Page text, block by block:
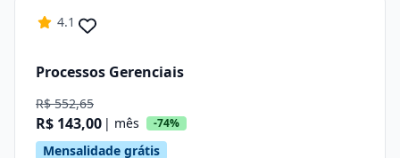
4.1
Processos Gerenciais
R$ 552,65
R$ 143,00 | mês -74%
Mensalidade grátis